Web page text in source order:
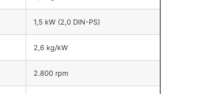
1,5 kW (2,0 DIN-PS)
2,6 kg/kW
2.800 rpm